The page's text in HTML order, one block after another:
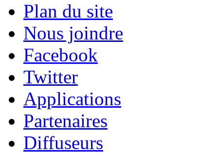
Plan du site
Nous joindre
Facebook
Twitter
Applications
Partenaires
Diffuseurs